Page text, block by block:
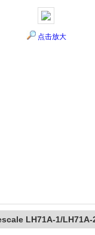
点击放大
LH71A-1/LH71A-